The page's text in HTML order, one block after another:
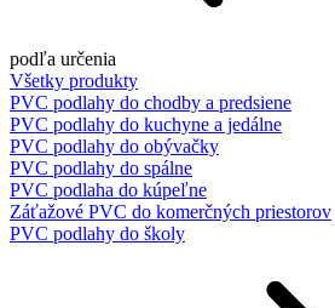
podľa určenia
Všetky produkty
PVC podlahy do chodby a predsiene
PVC podlahy do kuchyne a jedálne
PVC podlahy do obývačky
PVC podlahy do spálne
PVC podlaha do kúpeľne
Záťažové PVC do komerčných priestorov
PVC podlahy do školy